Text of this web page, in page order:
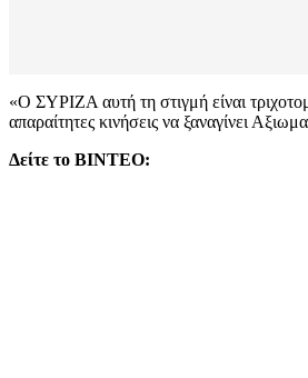
«Ο ΣΥΡΙΖΑ αυτή τη στιγμή είναι
απαραίτητες κινήσεις να ξαναγίνει
Δείτε το ΒΙΝΤΕΟ: